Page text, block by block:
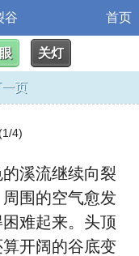
谷 首页
关灯
页
4)
溪流继续向裂
围的空气愈发
难起来。头顶
开阔的谷底变